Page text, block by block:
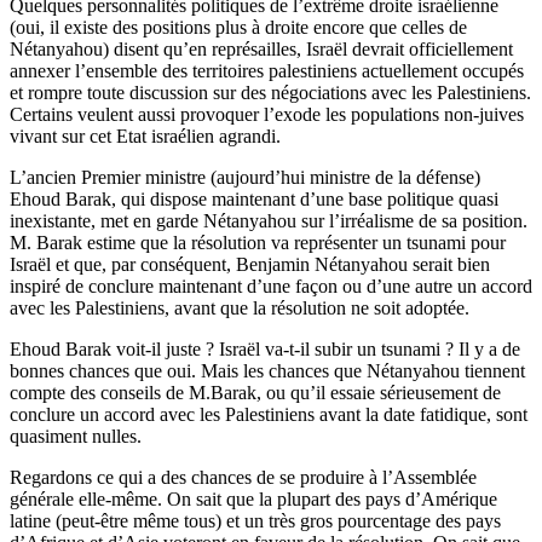
Quelques personnalités politiques de l’extrême droite israélienne
(oui, il existe des positions plus à droite encore que celles de
Nétanyahou) disent qu’en représailles, Israël devrait officiellement
annexer l’ensemble des territoires palestiniens actuellement occupés
et rompre toute discussion sur des négociations avec les Palestiniens.
Certains veulent aussi provoquer l’exode les populations non-juives
vivant sur cet Etat israélien agrandi.
L’ancien Premier ministre (aujourd’hui ministre de la défense)
Ehoud Barak, qui dispose maintenant d’une base politique quasi
inexistante, met en garde Nétanyahou sur l’irréalisme de sa position.
M. Barak estime que la résolution va représenter un tsunami pour
Israël et que, par conséquent, Benjamin Nétanyahou serait bien
inspiré de conclure maintenant d’une façon ou d’une autre un accord
avec les Palestiniens, avant que la résolution ne soit adoptée.
Ehoud Barak voit-il juste ? Israël va-t-il subir un tsunami ? Il y a de
bonnes chances que oui. Mais les chances que Nétanyahou tiennent
compte des conseils de M.Barak, ou qu’il essaie sérieusement de
conclure un accord avec les Palestiniens avant la date fatidique, sont
quasiment nulles.
Regardons ce qui a des chances de se produire à l’Assemblée
générale elle-même. On sait que la plupart des pays d’Amérique
latine (peut-être même tous) et un très gros pourcentage des pays